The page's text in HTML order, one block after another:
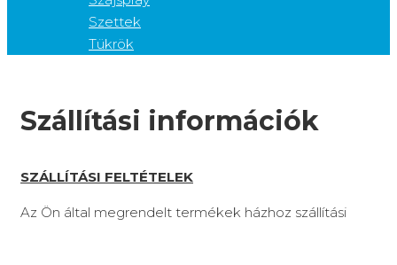
Szettek
Tükrök
Szállítási információk
SZÁLLÍTÁSI FELTÉTELEK
Az Ön által megrendelt termékek házhoz szállítási